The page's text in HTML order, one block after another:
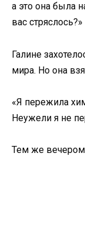
а это она была
вас
Галине
мира. Но она
«Я пережила
Неужели я не
Тем же вечером